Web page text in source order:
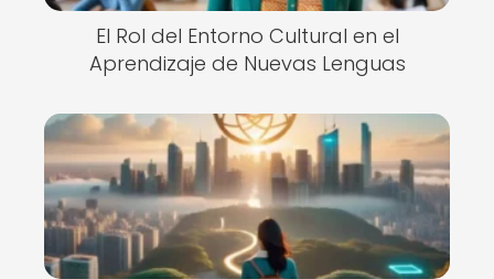
El Rol del Entorno Cultural en el
Aprendizaje de Nuevas Lenguas